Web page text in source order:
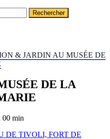
& JARDIN AU MUSÉE DE
DE LA
00 min
DE TIVOLI, FORT DE